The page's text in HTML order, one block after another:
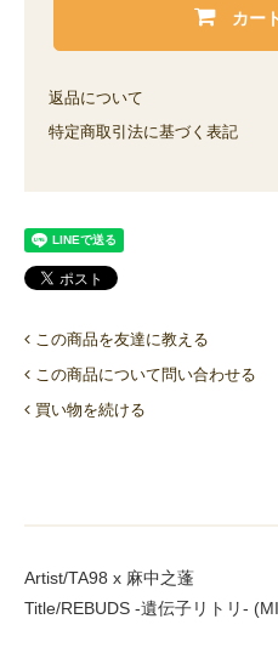
カー
返品について
特定商取引法に基づく表記
この商品を友達に教える
この商品について問い合わせる
買い物を続ける
Artist/TA98 x 麻中之蓬
Title/REBUDS -遺伝子リトリ-